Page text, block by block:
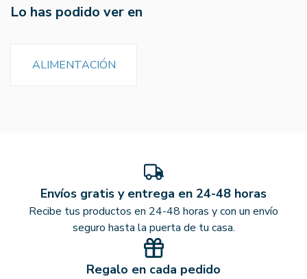
Lo has podido ver en
ALIMENTACIÓN
Envíos gratis y entrega en 24-48 horas
Recibe tus productos en 24-48 horas y con un envío
seguro hasta la puerta de tu casa.
Regalo en cada pedido